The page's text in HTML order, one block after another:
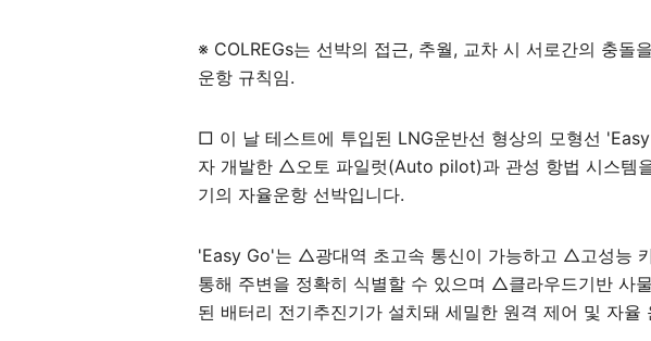
※ COLREGs는 선박의 접근, 추월, 교차 시 서로간의 충돌
운항 규칙임.
□ 이 날 테스트에 투입된 LNG운반선 형상의 모형선
자 개발한 △오토 파일럿(Auto pilot)과 관성 항법 시스템
기의 자율운항 선박입니다.
'Easy Go'는 △광대역 초고속 통신이 가능하고 △고성능
통해 주변을 정확히 식별할 수 있으며 △클라우드기반 사
된 배터리 전기추진기가 설치돼 세밀한 원격 제어 및 자율